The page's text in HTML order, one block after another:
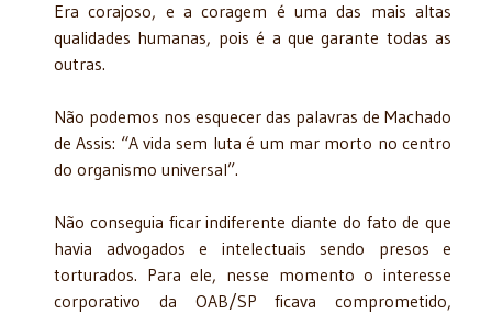
Era corajoso, e a coragem é uma das mais altas
qualidades humanas, pois é a que garante todas as
outras.
Não podemos nos esquecer das palavras de Machado
de Assis: “A vida sem luta é um mar morto no centro
do organismo universal”.
Não conseguia ficar indiferente diante do fato de que
havia advogados e intelectuais sendo presos e
torturados. Para ele, nesse momento o interesse
corporativo da OAB/SP ficava comprometido,